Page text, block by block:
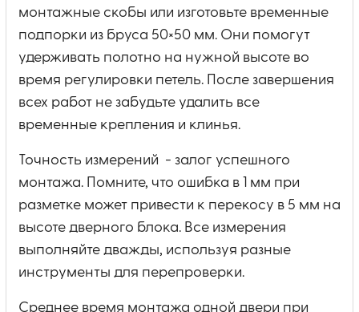
монтажные скобы или изготовьте временные
подпорки из бруса 50×50 мм. Они помогут
удерживать полотно на нужной высоте во
время регулировки петель. После завершения
всех работ не забудьте удалить все
временные крепления и клинья.
Точность измерений - залог успешного
монтажа. Помните, что ошибка в 1 мм при
разметке может привести к перекосу в 5 мм на
высоте дверного блока. Все измерения
выполняйте дважды, используя разные
инструменты для перепроверки.
Среднее время монтажа одной двери при